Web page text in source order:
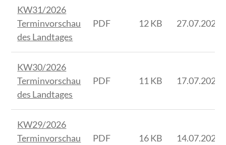
KW31/2026
Terminvorschau
des Landtages
PDF 12 KB 27.07.2026
KW30/2026
Terminvorschau
des Landtages
PDF 11 KB 17.07.2026
KW29/2026
Terminvorschau
PDF 16 KB 14.07.2026